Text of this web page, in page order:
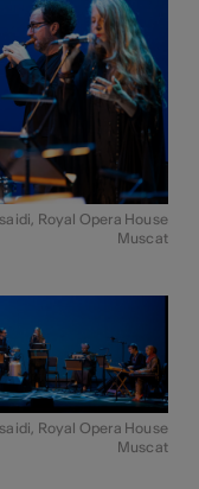
Royal Opera House
Muscat
Royal Opera House
Muscat